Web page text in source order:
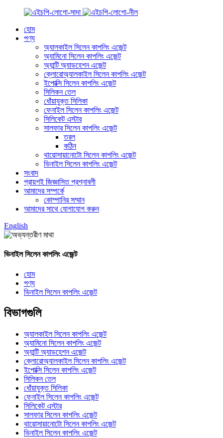
হোম
পণ্য
অ্যালকাইল সিলেন কাপলিং এজেন্ট
অ্যামিনো সিলেন কাপলিং এজেন্ট
অ্যান্টি অ্যাডহেশন এজেন্ট
ক্লোরোঅ্যালকাইল সিলেন কাপলিং এজেন্ট
ইপোক্সি সিলেন কাপলিং এজেন্ট
সিলিকন তেল
ধোঁয়াযুক্ত সিলিকা
ফেনাইল সিলেন কাপলিং এজেন্ট
সিলিকেট এস্টার
সালফার সিলেন কাপলিং এজেন্ট
তরল
কঠিন
থায়োসায়ানোটো সিলেন কাপলিং এজেন্ট
ভিনাইল সিলেন কাপলিং এজেন্ট
সংবাদ
প্রায়শই জিজ্ঞাসিত প্রশ্নাবলী
আমাদের সম্পর্কে
কোম্পানির সম্মান
আমাদের সাথে যোগাযোগ করুন
English
ভিনাইল সিলেন কাপলিং এজেন্ট
হোম
পণ্য
ভিনাইল সিলেন কাপলিং এজেন্ট
বিভাগগুলি
অ্যালকাইল সিলেন কাপলিং এজেন্ট
অ্যামিনো সিলেন কাপলিং এজেন্ট
অ্যান্টি অ্যাডহেশন এজেন্ট
ক্লোরোঅ্যালকাইল সিলেন কাপলিং এজেন্ট
ইপোক্সি সিলেন কাপলিং এজেন্ট
সিলিকন তেল
ধোঁয়াযুক্ত সিলিকা
ফেনাইল সিলেন কাপলিং এজেন্ট
সিলিকেট এস্টার
সালফার সিলেন কাপলিং এজেন্ট
থায়োসায়ানোটো সিলেন কাপলিং এজেন্ট
ভিনাইল সিলেন কাপলিং এজেন্ট